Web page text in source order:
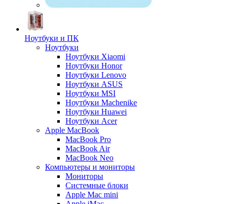
Ноутбуки и ПК
Ноутбуки
Ноутбуки Xiaomi
Ноутбуки Honor
Ноутбуки Lenovo
Ноутбуки ASUS
Ноутбуки MSI
Ноутбуки Machenike
Ноутбуки Huawei
Ноутбуки Acer
Apple MacBook
MacBook Pro
MacBook Air
MacBook Neo
Компьютеры и мониторы
Мониторы
Системные блоки
Apple Mac mini